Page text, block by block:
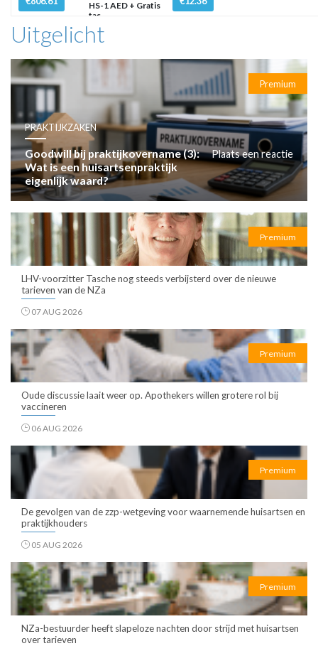
HS-1 AED + Gratis
tas
Uitgelicht
Premium
PRAKTIJKZAKEN
Goodwill bij praktijkovername (3):
Wat is een huisartsenpraktijk
eigenlijk waard?
Plaats een reactie
Premium
LHV-voorzitter Tasche nog steeds verbijsterd over de nieuwe
tarieven van de NZa
07 AUG 2026
Premium
Oude discussie laait weer op. Apothekers willen grotere rol bij
vaccineren
06 AUG 2026
Premium
De gevolgen van de zzp-wetgeving voor waarnemende huisartsen en
praktijkhouders
05 AUG 2026
Premium
NZa-bestuurder heeft slapeloze nachten door strijd met huisartsen
over tarieven